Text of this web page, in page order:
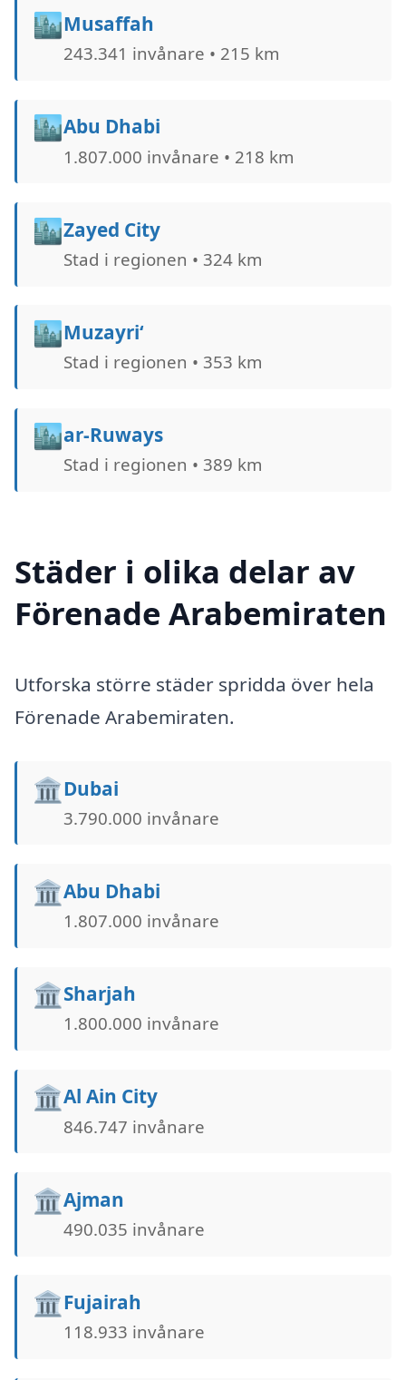
🏙️Musaffah
243.341 invånare • 215 km
🏙️Abu Dhabi
1.807.000 invånare • 218 km
🏙️Zayed City
Stad i regionen • 324 km
🏙️Muzayri‘
Stad i regionen • 353 km
🏙️ar-Ruways
Stad i regionen • 389 km
Städer i olika delar av
Förenade Arabemiraten
Utforska större städer spridda över hela
Förenade Arabemiraten.
🏛️Dubai
3.790.000 invånare
🏛️Abu Dhabi
1.807.000 invånare
🏛️Sharjah
1.800.000 invånare
🏛️Al Ain City
846.747 invånare
🏛️Ajman
490.035 invånare
🏛️Fujairah
118.933 invånare